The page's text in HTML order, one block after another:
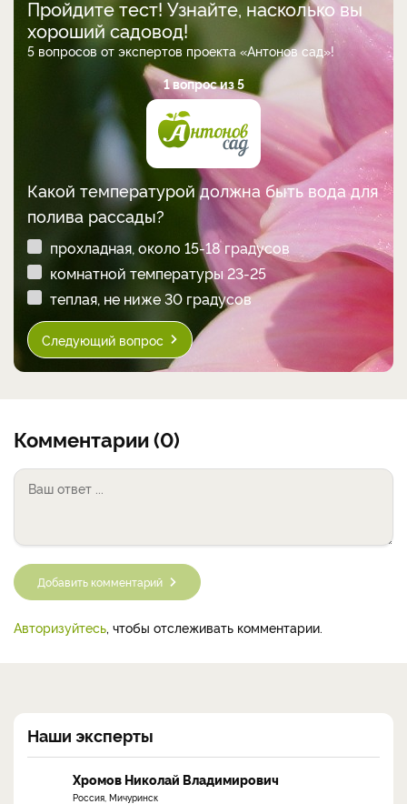
Пройдите тест! Узнайте, насколько вы
хороший садовод!
5 вопросов от экспертов проекта «Антонов сад»!
1 вопрос из 5
Какой температурой должна быть вода для
полива рассады?
прохладная, около 15-18 градусов
комнатной температуры 23-25
теплая, не ниже 30 градусов
Следующий вопрос
Комментарии (0)
Добавить комментарий
Авторизуйтесь, чтобы отслеживать комментарии.
Наши эксперты
Хромов Николай Владимирович
Россия, Мичуринск